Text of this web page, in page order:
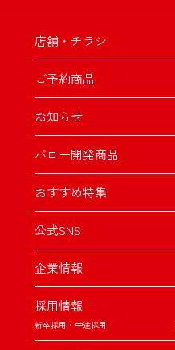
店舗・チラシ
ご予約商品
お知らせ
バロー開発商品
おすすめ特集
公式SNS
企業情報
採用情報
新卒採用・中途採用